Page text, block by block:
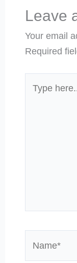
Leave
Your email
Required
here..